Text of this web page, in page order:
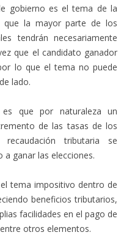
gobierno es el tema de la
que la mayor parte de los
tendrán necesariamente
que el candidato ganador
lo que el tema no puede
lado.
que por naturaleza un
de las tasas de los
tributaria se
ganar las elecciones.
tema impositivo dentro de
beneficios tributarios,
facilidades en el pago de
otros elementos.